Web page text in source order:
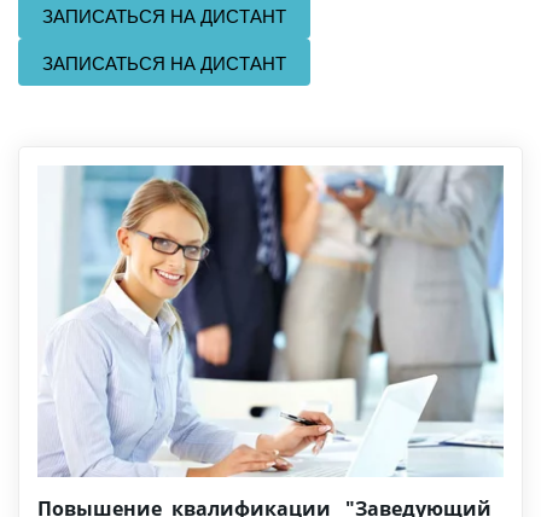
ЗАПИСАТЬСЯ НА ДИСТАНТ
ЗАПИСАТЬСЯ НА ДИСТАНТ
Повышение квалификации
"Заведующий